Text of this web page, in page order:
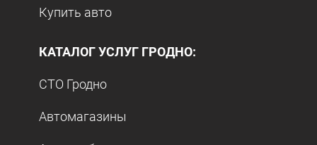
Купить авто
КАТАЛОГ УСЛУГ ГРОДНО:
СТО Гродно
Автомагазины